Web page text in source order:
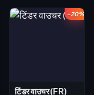
-20%
टिंडर वाउचर (FR)